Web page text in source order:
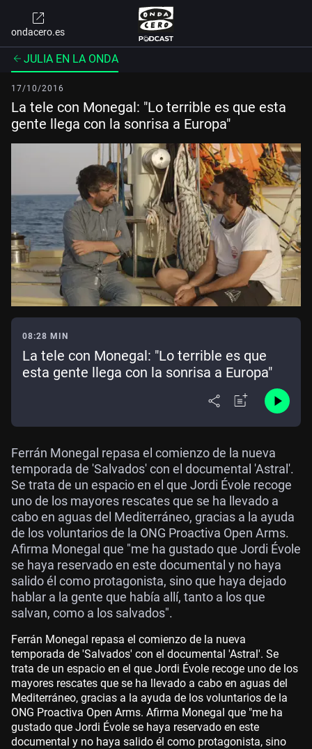
ondacero.es
JULIA EN LA ONDA
17/10/2016
La tele con Monegal: "Lo terrible es que esta
gente llega con la sonrisa a Europa"
08:28 MIN
La tele con Monegal: "Lo terrible es que
esta gente llega con la sonrisa a Europa"
Ferrán Monegal repasa el comienzo de la nueva
temporada de 'Salvados' con el documental 'Astral'.
Se trata de un espacio en el que Jordi Évole recoge
uno de los mayores rescates que se ha llevado a
cabo en aguas del Mediterráneo, gracias a la ayuda
de los voluntarios de la ONG Proactiva Open Arms.
Afirma Monegal que "me ha gustado que Jordi Évole
se haya reservado en este documental y no haya
salido él como protagonista, sino que haya dejado
hablar a la gente que había allí, tanto a los que
salvan, como a los salvados".
Ferrán Monegal repasa el comienzo de la nueva
temporada de 'Salvados' con el documental 'Astral'. Se
trata de un espacio en el que Jordi Évole recoge uno de los
mayores rescates que se ha llevado a cabo en aguas del
Mediterráneo, gracias a la ayuda de los voluntarios de la
ONG Proactiva Open Arms. Afirma Monegal que "me ha
gustado que Jordi Évole se haya reservado en este
documental y no haya salido él como protagonista, sino